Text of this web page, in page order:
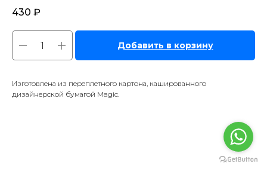
430 ₽
Добавить в корзину
Изготовлена из переплетного картона, кашированного
дизайнерской бумагой Magic.